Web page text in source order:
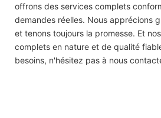
offrons des services complets
demandes réelles. Nous apprécions
et tenons toujours la promesse. Et
complets en nature et de qualité
besoins, n'hésitez pas à nous